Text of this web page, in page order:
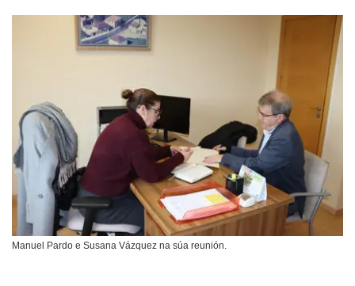
Manuel Pardo e Susana Vázquez na súa reunión.